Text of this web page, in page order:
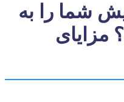
شما را به
مزایای